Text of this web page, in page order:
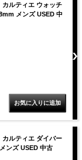
カルティエ ウォッチ
メンズ USED 中
カルティエ ダイバー
ンズ USED 中古